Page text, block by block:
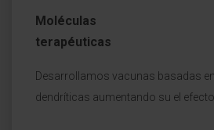
Moléculas
terapéuticas
Desarrollamos vacunas basadas
dendríticas aumentando su el